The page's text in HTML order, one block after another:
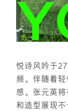
悦诗风吟于
频。伴随着
感。张元英
和造型展现不